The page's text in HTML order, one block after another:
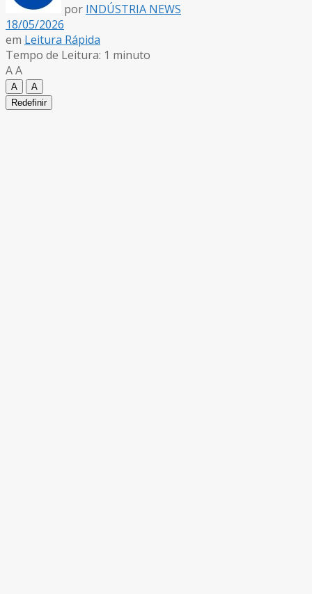
por INDÚSTRIA NEWS
18/05/2026
em Leitura Rápida
Tempo de Leitura: 1 minuto
AA
A
A
Redefinir